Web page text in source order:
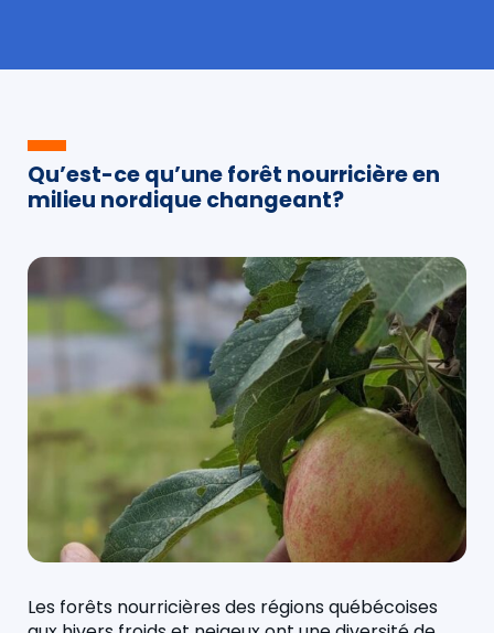
Qu’est-ce qu’une forêt nourricière en
milieu nordique changeant?
Les forêts nourricières des régions québécoises